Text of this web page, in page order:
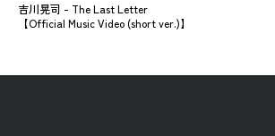
吉川晃司 - The Last Letter
【Official Music Video (short ver.)】